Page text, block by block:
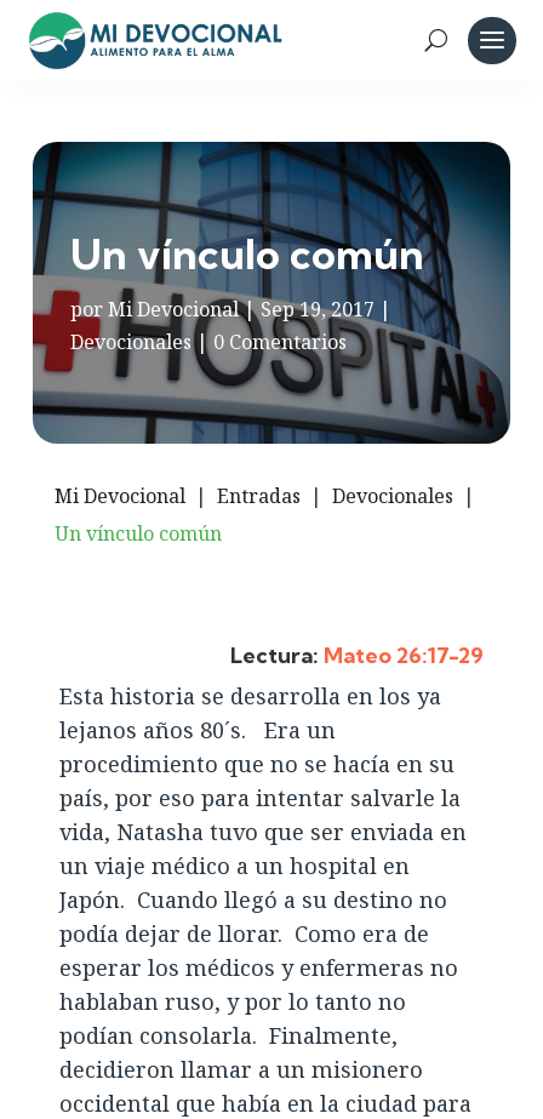
Un vínculo común
porMi Devocional|Sep 19, 2017 |
Devocionales| 0 Comentarios
Mi Devocional | Entradas | Devocionales |
Un vínculo común
Lectura: Mateo 26:17-29
Esta historia se desarrolla en los ya
lejanos años 80´s. Era un
procedimiento que no se hacía en su
país, por eso para intentar salvarle la
vida, Natasha tuvo que ser enviada en
un viaje médico a un hospital en
Japón. Cuando llegó a su destino no
podía dejar de llorar. Como era de
esperar los médicos y enfermeras no
hablaban ruso, y por lo tanto no
podían consolarla. Finalmente,
decidieron llamar a un misionero
occidental que había en la ciudad para